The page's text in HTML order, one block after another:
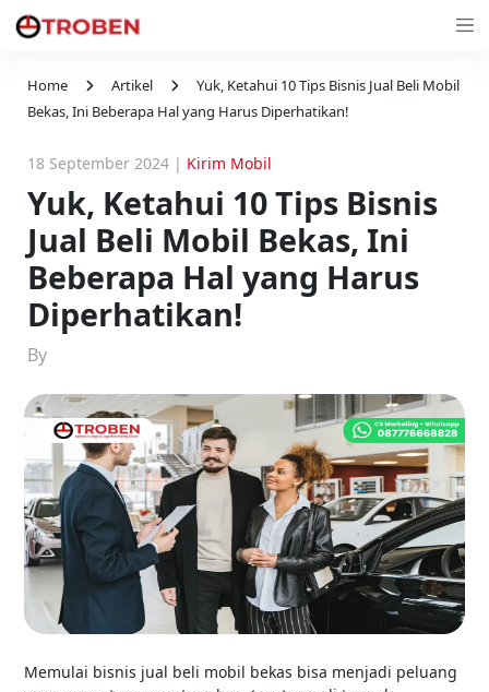
Home Artikel
Yuk, Ketahui 10 Tips Bisnis Jual Beli Mobil
Bekas, Ini Beberapa Hal yang Harus Diperhatikan!
18 September 2024 | Kirim Mobil
Yuk, Ketahui 10 Tips Bisnis
Jual Beli Mobil Bekas, Ini
Beberapa Hal yang Harus
Diperhatikan!
By
Memulai bisnis jual beli mobil bekas bisa menjadi peluang